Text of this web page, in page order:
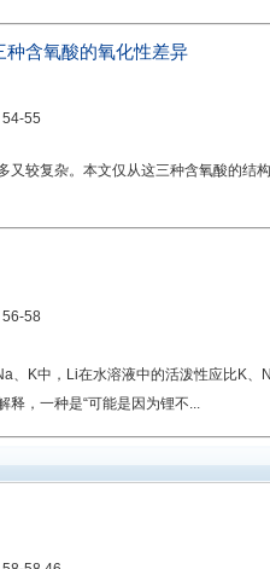
种含氧酸的氧化性差异
54-55
又较复杂。本文仅从这三种含氧酸的结
56-58
、K中，Li在水溶液中的活泼性应比K、
释，一种是“可能是因为锂不...